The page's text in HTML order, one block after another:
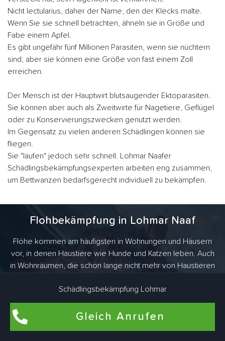
Nicht lectularius, daher der Name, den der Klecks malte.
Wenn Sie sie schnell betrachten, ähneln sie in Größe und
Fabe einem Apfel.
Es gibt ungefähr fünf Millionen Parasiten, wenn sie nüchtern
sind, aber sie können eine Größe von fast einem Zoll
erreichen.
Der Mensch ist der Hauptwirt blutsaugender Ektoparasiten.
Sie können aber auch als Zweitwirte für Nagetiere, Geflügel
oder zu Konservierungszwecken genutzt werden.
Im Gegensatz zu vielen anderen Schädlingen können sie
fliegen.
Sie "laufen" jedoch sehr schnell. Lohmar Naafer
Schädlingsbekämpfungsexperten arbeiten eng zusammen,
um Bettwanzen bedarfsgerecht individuell zu bekämpfen.
Flohbekämpfung in Lohmar Naaf
Flöhe kommen am häufigsten in Wohnungen und Häusern
vor, in denen Haustiere wie Hunde und Katzen leben. Auch
in Wohnräumen, die schon lange nicht mehr von Haustieren
Hund des ehemaligen Mieters verantwortlich. Aber es gibt
noch viel mehr Tiere, die Flöhe ins Haus bringen. Als
Überträger kommen vor allem haarige Vertreter wie Ratten,
Schädlingsbekämpfung Lohmar
Gleich Anrufen